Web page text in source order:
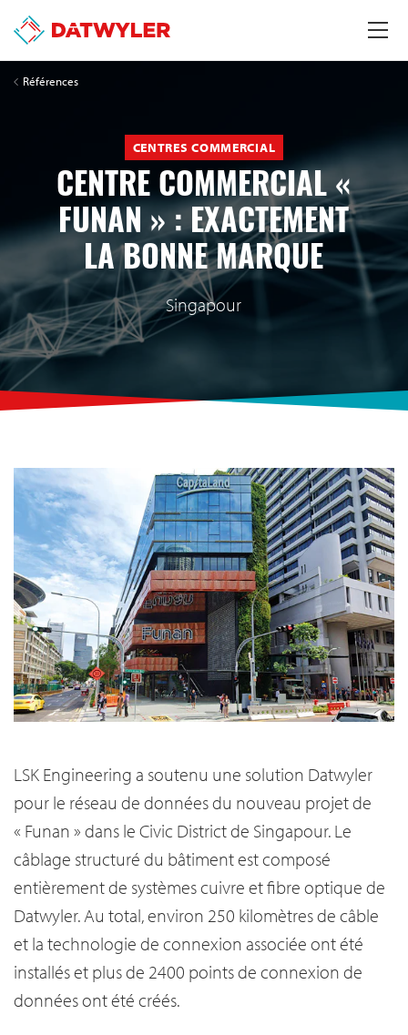
Références
CENTRES COMMERCIAL
CENTRE COMMERCIAL «
FUNAN » : EXACTEMENT
LA BONNE MARQUE
Singapour
LSK Engineering a soutenu une solution Datwyler
pour le réseau de données du nouveau projet de
« Funan » dans le Civic District de Singapour. Le
câblage structuré du bâtiment est composé
entièrement de systèmes cuivre et fibre optique de
Datwyler. Au total, environ 250 kilomètres de câble
et la technologie de connexion associée ont été
installés et plus de 2400 points de connexion de
données ont été créés.